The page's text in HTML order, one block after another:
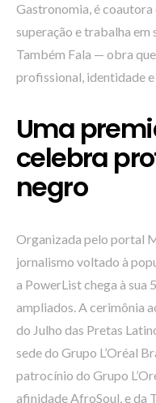
Gastronomia, é
superação e trabalha
Também Fala — obra
profissional, identidade
Uma
celebra
negro
Organizada pelo portal
jornalismo voltado à
a PowerList chega à sua
ampliados. A cerimônia
do Julho das Pretas
sede do Grupo L’Oréal
patrocínio do Grupo
afinidade AfroSoul, e da